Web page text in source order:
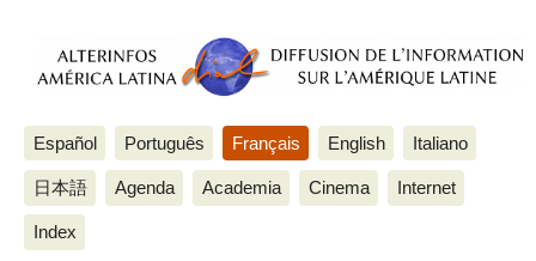
Español Português Français English Italiano
日本語 Agenda Academia Cinema Internet
Index